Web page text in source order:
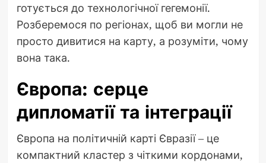
готується до технологічної гегемонії.
Розберемося по регіонах, щоб ви могли не
просто дивитися на карту, а розуміти, чому
вона така.
Європа: серце
дипломатії та інтеграції
Європа на політичній карті Євразії – це
компактний кластер з чіткими кордонами,